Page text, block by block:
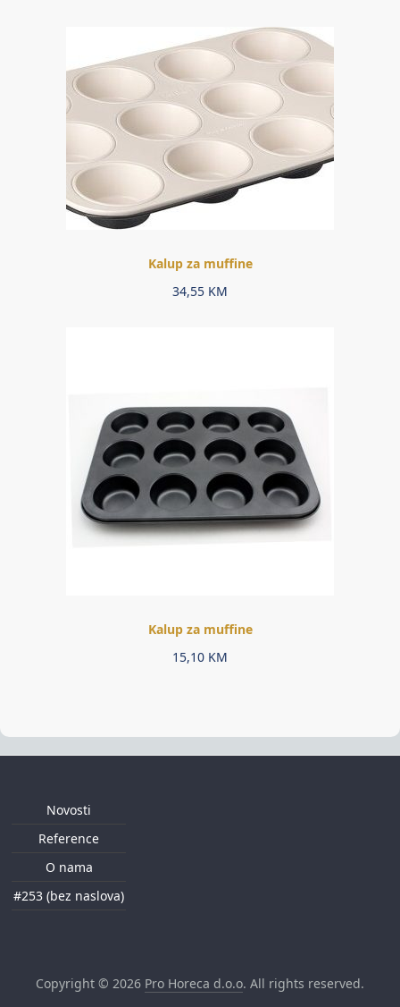
Kalup za muffine
34,55 KM
Kalup za muffine
15,10 KM
Novosti
Reference
O nama
#253 (bez naslova)
Copyright © 2026 Pro Horeca d.o.o. All rights reserved.